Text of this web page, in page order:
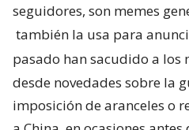
seguidores, son memes
también la usa para
pasado han sacudido a los
desde novedades sobre la
imposición de aranceles o